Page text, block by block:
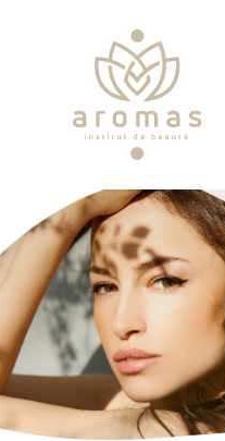
un bon cadeau
RDV